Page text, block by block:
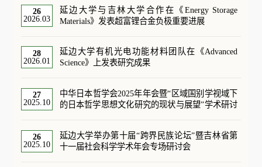
26
2026.03
延边大学与吉林大学合作在《Energy Storage
Materials》发表超富锂合金负极重要进展
28
2026.01
延边大学有机光电功能材料团队在《Advanced
Science》上发表研究成果
27
2025.10
中华日本哲学会2025年年会暨“区域国别学视域下
的日本哲学思想文化研究的现状与展望”学术研讨
26
2025.10
延边大学举办第十届“跨界民族论坛”暨吉林省第
十一届社会科学学术年会专场研讨会